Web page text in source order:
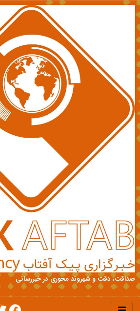
صداقت، دقت و شهروند محوری در خبررسانی